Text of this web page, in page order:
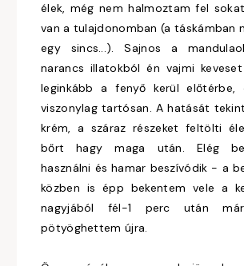
élek, még nem halmoztam fel
van a tulajdonomban (a táskámban
egy sincs...). Sajnos a
narancs illatokból én vajmi
leginkább a fenyő kerül előtérbe,
viszonylag tartósan. A hatását
krém, a száraz részeket feltölti
bőrt hagy maga után. Elég
használni és hamar beszívódik - a
közben is épp bekentem vele a
nagyjából fél-1 perc után
pötyöghettem újra.